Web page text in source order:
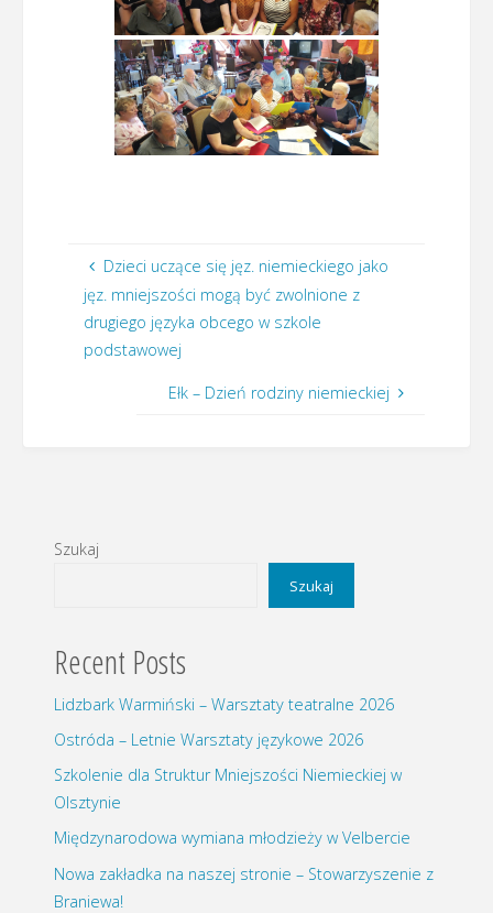
Dzieci uczące się jęz. niemieckiego jako
jęz. mniejszości mogą być zwolnione z
drugiego języka obcego w szkole
podstawowej
Ełk – Dzień rodziny niemieckiej
Szukaj
Szukaj
Recent Posts
Lidzbark Warmiński – Warsztaty teatralne 2026
Ostróda – Letnie Warsztaty językowe 2026
Szkolenie dla Struktur Mniejszości Niemieckiej w
Olsztynie
Międzynarodowa wymiana młodzieży w Velbercie
Nowa zakładka na naszej stronie – Stowarzyszenie z
Braniewa!